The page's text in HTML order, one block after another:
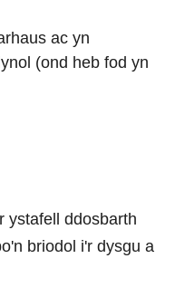
ac yn
(ond heb fod yn
ystafell ddosbarth
briodol i'r dysgu a